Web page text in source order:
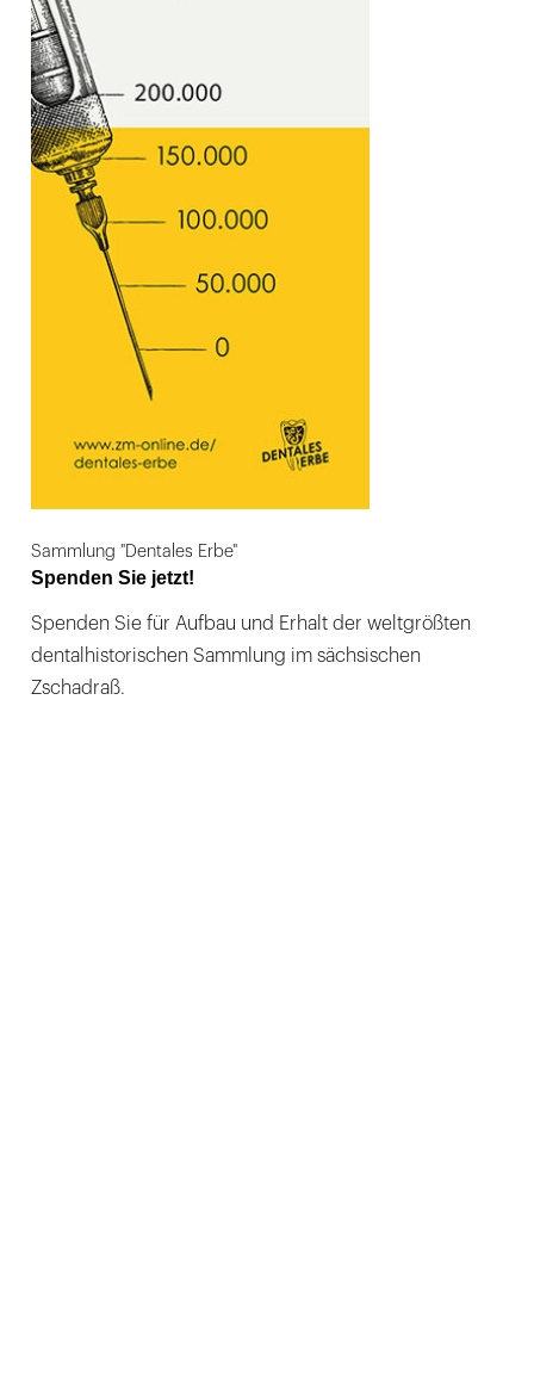
Sammlung "Dentales Erbe"
Spenden Sie jetzt!
Spenden Sie für Aufbau und Erhalt der weltgrößten
dentalhistorischen Sammlung im sächsischen
Zschadraß.